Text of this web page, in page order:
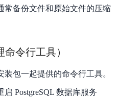
常备份文件和原始文件的压缩
命令行工具）
装包一起提供的命令行工具。
PostgreSQL 数据库服务